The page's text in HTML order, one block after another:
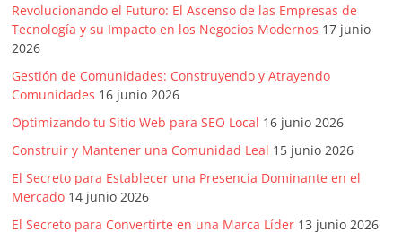
Revolucionando el Futuro: El Ascenso de las Empresas de
Tecnología y su Impacto en los Negocios Modernos 17 junio
2026
Gestión de Comunidades: Construyendo y Atrayendo
Comunidades 16 junio 2026
Optimizando tu Sitio Web para SEO Local 16 junio 2026
Construir y Mantener una Comunidad Leal 15 junio 2026
El Secreto para Establecer una Presencia Dominante en el
Mercado 14 junio 2026
El Secreto para Convertirte en una Marca Líder 13 junio 2026